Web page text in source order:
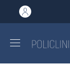
al contenuto
to footer content